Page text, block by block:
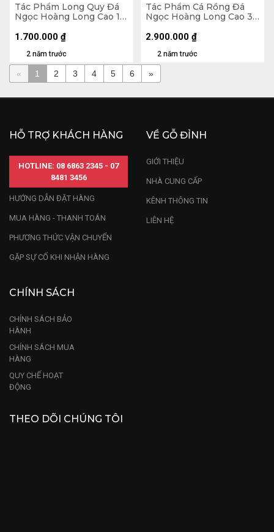
Tác Phẩm Long Quy Đá
Ngọc Hoàng Long Cao 11
2 năm trước
1.700.000 ₫
Tác Phẩm Cá Rồng Đá
Ngọc Hoàng Long Cao 30
2 năm trước
2.900.000 ₫
« 1 2 3 4 5 6 »
HỖ TRỢ KHÁCH HÀNG
HOTLINE: 08 6863 2345 - 07
8481 3456
HƯỚNG DẪN ĐẶT HÀNG
MUA HÀNG - THANH TOÁN
PHƯƠNG THỨC VẬN CHUYỂN
GẶP SỰ CỐ KHI NHẬN HÀNG
VỀ GỖ ĐỈNH
GIỚI THIỆU
NHÀ CUNG CẤP
KÊNH THÔNG TIN
LIÊN HỆ
CHÍNH SÁCH
CHÍNH SÁCH BẢO
HÀNH
CHÍNH SÁCH MUA
HÀNG
QUY CHẾ HOẠT
ĐỘNG
THEO DÕI CHÚNG TÔI